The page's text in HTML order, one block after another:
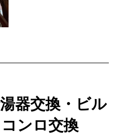
器交換・ビル
ンロ交換